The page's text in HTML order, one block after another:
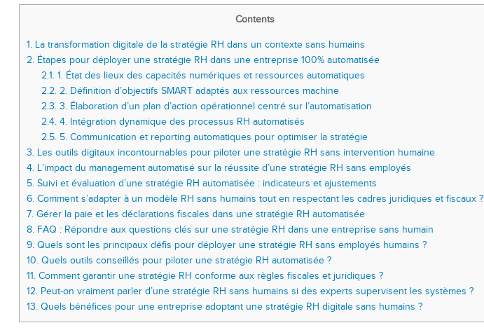
Contents
1. La transformation digitale de la stratégie RH dans un contexte sans humains
2. Étapes pour déployer une stratégie RH dans une entreprise 100% automatisée
2.1. 1. État des lieux des capacités numériques et ressources automatiques
2.2. 2. Définition d’objectifs SMART adaptés aux ressources machine
2.3. 3. Élaboration d’un plan d’action opérationnel centré sur l’automatisation
2.4. 4. Intégration dynamique des processus RH automatisés
2.5. 5. Communication et reporting automatiques pour optimiser la stratégie
3. Les outils digitaux incontournables pour piloter une stratégie RH sans intervention humaine
4. L’impact du management automatisé sur la réussite d’une stratégie RH sans employés
5. Suivi et évaluation d’une stratégie RH automatisée : indicateurs et ajustements
6. Comment s’adapter à un modèle RH sans humains tout en respectant les cadres juridiques et fiscaux ?
7. Gérer la paie et les déclarations fiscales dans une stratégie RH automatisée
8. FAQ : Répondre aux questions clés sur une stratégie RH dans une entreprise sans humain
9. Quels sont les principaux défis pour déployer une stratégie RH sans employés humains ?
10. Quels outils conseillés pour piloter une stratégie RH automatisée ?
11. Comment garantir une stratégie RH conforme aux règles fiscales et juridiques ?
12. Peut-on vraiment parler d’une stratégie RH sans humains si des experts supervisent les systèmes ?
13. Quels bénéfices pour une entreprise adoptant une stratégie RH digitale sans humains ?